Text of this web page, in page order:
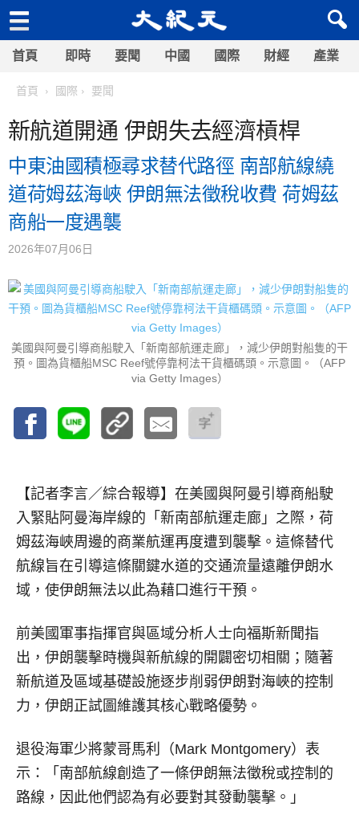
首頁 即時 要聞 中國 國際 財經 產業
首頁 國際 要聞
新航道開通 伊朗失去經濟槓桿
中東油國積極尋求替代路徑 南部航線繞
道荷姆茲海峽 伊朗無法徵稅收費 荷姆茲
商船一度遇襲
2026年07月06日
美國與阿曼引導商船駛入「新南部航運走廊」，減少伊朗對船隻的干
預。圖為貨櫃船MSC Reef號停靠柯法干貨櫃碼頭。示意圖。（AFP
via Getty Images）
【記者李言／綜合報導】 在美國與阿曼引導商船駛
入緊貼阿曼海岸線的「新南部航運走廊」之際，荷
姆茲海峽周邊的商業航運再度遭到襲擊。這條替代
航線旨在引導這條關鍵水道的交通流量遠離伊朗水
域，使伊朗無法以此為藉口進行干預。
前美國軍事指揮官與區域分析人士向福斯新聞指
出，伊朗襲擊時機與新航線的開闢密切相關；隨著
新航道及區域基礎設施逐步削弱伊朗對海峽的控制
力，伊朗正試圖維護其核心戰略優勢。
退役海軍少將蒙哥馬利（Mark Montgomery）表
示：「南部航線創造了一條伊朗無法徵稅或控制的
路線，因此他們認為有必要對其發動襲擊。」